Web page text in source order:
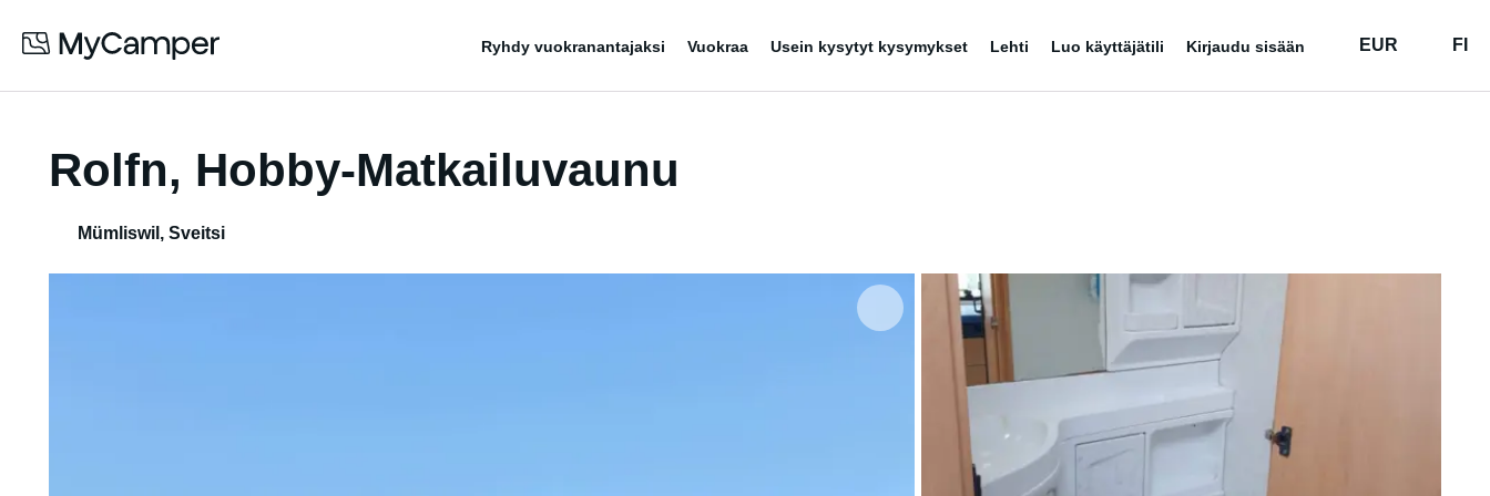
Ryhdy vuokranantajaksi Vuokraa Usein kysytyt kysymykset Lehti Luo käyttäjätili Kirjaudu sisään EUR FI
Rolfn, Hobby-Matkailuvaunu
Mümliswil , Sveitsi